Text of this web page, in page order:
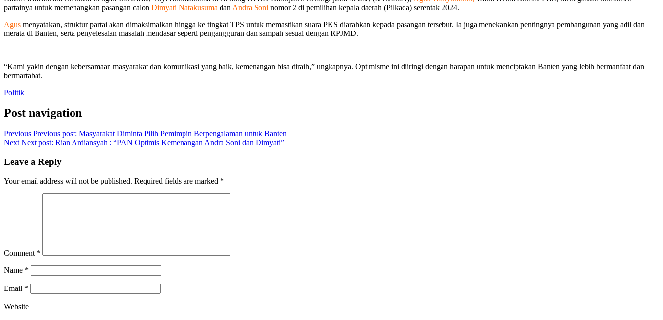
partainya untuk memenangkan pasangan calon Dimyati Natakusuma dan Andra Soni nomor 2 di pemilihan kepala daerah (Pilkada) serentak 2024.
Agus menyatakan, struktur partai akan dimaksimalkan hingga ke tingkat TPS untuk memastikan suara PKS diarahkan kepada pasangan tersebut. Ia juga menekankan pentingnya pembangunan yang adil dan
merata di Banten, serta penyelesaian masalah mendasar seperti pengangguran dan sampah sesuai dengan RPJMD.
“Kami yakin dengan kebersamaan masyarakat dan komunikasi yang baik, kemenangan bisa diraih,” ungkapnya. Optimisme ini diiringi dengan harapan untuk menciptakan Banten yang lebih bermanfaat dan
bermartabat.
Politik
Post navigation
Previous Previous post: Masyarakat Diminta Pilih Pemimpin Berpengalaman untuk Banten
Next Next post: Rian Ardiansyah : “PAN Optimis Kemenangan Andra Soni dan Dimyati”
Leave a Reply
Your email address will not be published. Required fields are marked *
Comment *
Name *
Email *
Website